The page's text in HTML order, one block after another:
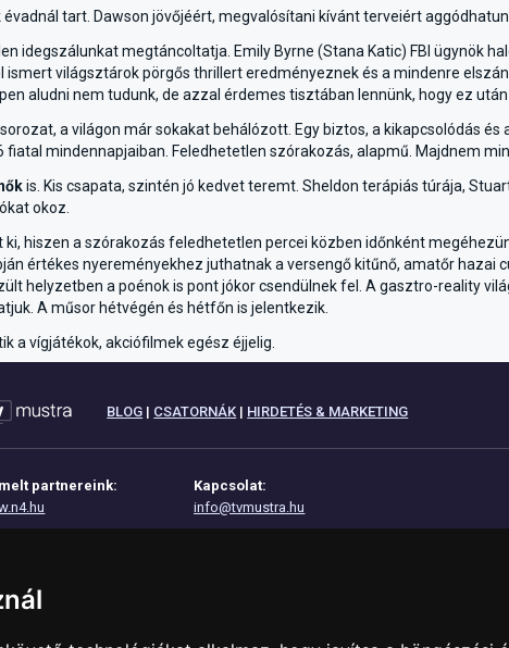
tart. Dawson jövőjéért, megvalósítani kívánt terveiért
idegszálunkat megtáncoltatja. Emily Byrne (Stana Katic) FBI ügynök
ismert világsztárok pörgős thrillert eredményeznek és a mindenre
aludni nem tudunk, de azzal érdemes tisztában lennünk, hogy ez
a világon már sokakat behálózott. Egy biztos, a kikapcsolódás
fiatal mindennapjaiban. Feledhetetlen szórakozás, alapmű. Majdnem
is. Kis csapata, szintén jó kedvet teremt. Sheldon terápiás túrája,
okoz.
hiszen a szórakozás feledhetetlen percei közben időnként
értékes nyereményekhez juthatnak a versengő kitűnő, amatőr
helyzetben a poénok is pont jókor csendülnek fel. A gasztro-reality
A műsor hétvégén és hétfőn is jelentkezik.
a vígjátékok, akciófilmek egész éjjelig.
BLOG | CSATORNÁK | HIRDETÉS & MARKETING
partnereink:
Kapcsolat:
info@tvmustra.hu